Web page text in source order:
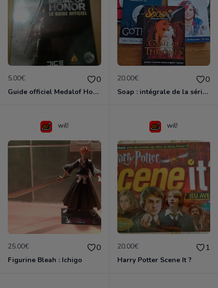
5.00€ 0
Guide officiel Medalof Honor
20.00€ 0
Soap : intégrale de la série de mook (5 vol. VF - TBE)
wil!
25.00€ 0
Figurine Bleah : Ichigo
wil!
20.00€ 1
Harry Potter Scene It ?